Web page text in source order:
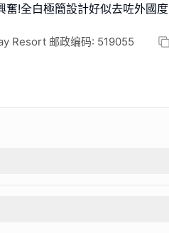
!全白極簡設計好似去咗外國度
Resort 邮政编码: 519055